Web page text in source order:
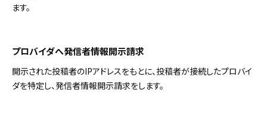
ます。
プロバイダへ発信者情報開示請求
開示された投稿者のIPアドレスをもとに、投稿者が接続したプロバイ
ダを特定し、発信者情報開示請求をします。